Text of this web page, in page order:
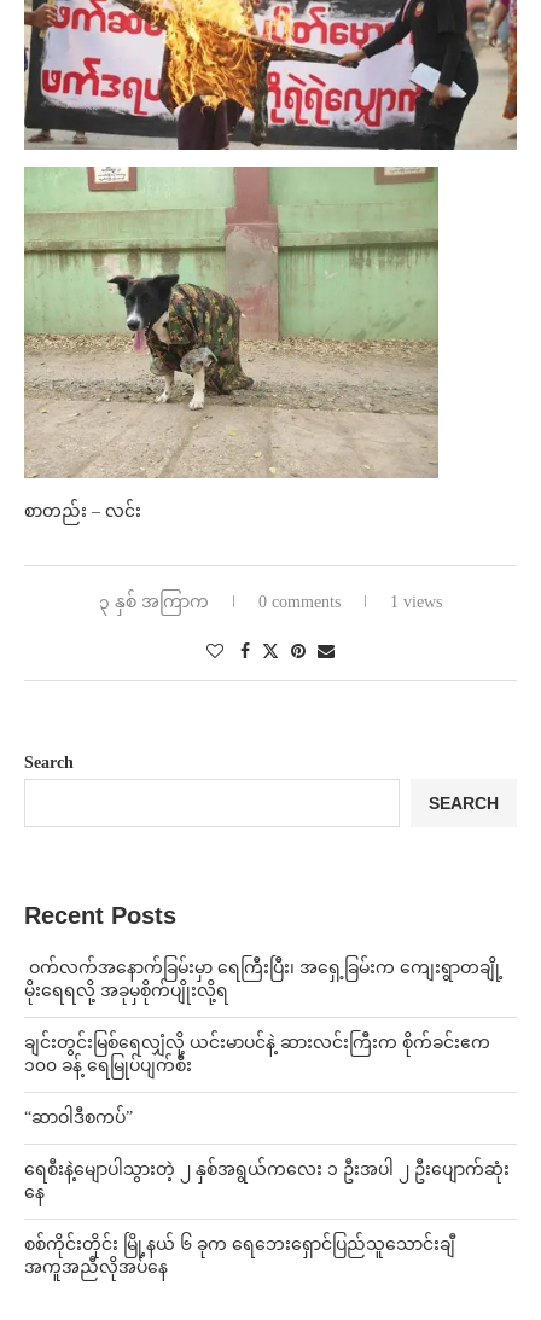
စာတည်း – လင်း
၃ နှစ် အကြာက 0 comments 1 views
Search
SEARCH
Recent Posts
⁩ ⁨ဝက်လက်အနောက်ခြမ်းမှာ ရေကြီးပြီး၊ အရှေ့ခြမ်းက ကျေးရွာတချို့
မိုးရေရလို့ အခုမှစိုက်ပျိုးလို့ရ
ချင်းတွင်းမြစ်ရေလျှံလို့ ယင်းမာပင်နဲ့ ဆားလင်းကြီးက စိုက်ခင်းဧက
၁၀၀ ခန့် ရေမြုပ်ပျက်စီး
“ဆာဝါဒီစကပ်”
ရေစီးနဲ့မျောပါသွားတဲ့ ၂ နှစ်အရွယ်ကလေး ၁ ဦးအပါ ၂ ဦးပျောက်ဆုံး
နေ
စစ်ကိုင်းတိုင်း မြို့နယ် ၆ ခုက ရေဘေးရှောင်ပြည်သူသောင်းချီ
အကူအညီလိုအပ်နေ